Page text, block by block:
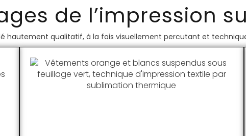
de l’impression
hautement qualitatif, à la fois visuellement percutant et